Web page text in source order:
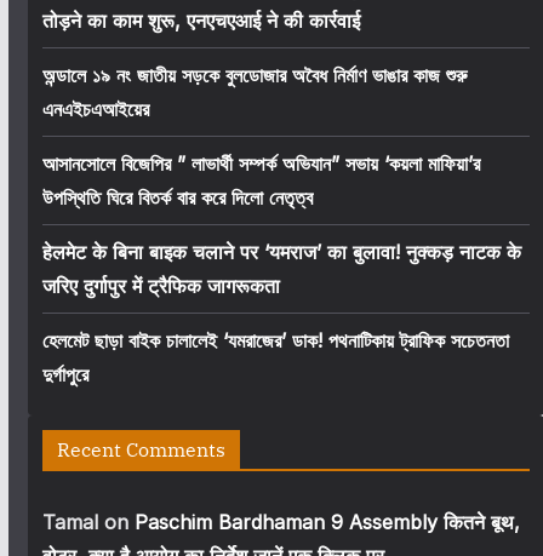
तोड़ने का काम शुरू, एनएचएआई ने की कार्रवाई
অন্ডালে ১৯ নং জাতীয় সড়কে বুলডোজার অবৈধ নির্মাণ ভাঙার কাজ শুরু
এনএইচএআইয়ের
আসানসোলে বিজেপির ” লাভার্থী সম্পর্ক অভিযান” সভায় ‘কয়লা মাফিয়া’র
উপস্থিতি ঘিরে বিতর্ক বার করে দিলো নেতৃত্ব
हेलमेट के बिना बाइक चलाने पर ‘यमराज’ का बुलावा! नुक्कड़ नाटक के
जरिए दुर्गापुर में ट्रैफिक जागरूकता
হেলমেট ছাড়া বাইক চালালেই ‘যমরাজের’ ডাক! পথনাটিকায় ট্রাফিক সচেতনতা
দুর্গাপুরে
Recent Comments
Tamalon Paschim Bardhaman 9 Assembly कितने बूथ,